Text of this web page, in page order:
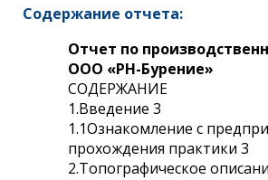
Содержание отчета:
Отчет по
ООО «РН-Бурение»
СОДЕРЖАНИЕ
1.Введение 3
1.1Ознакомление с
прохождения практики 3
2.Топографическое